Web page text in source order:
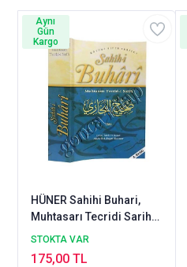
HÜNER Sahihi Buhari,
Muhtasarı Tecridi Sarih
Karton Kapak 2. Hamur
STOKTA VAR
175,00 TL
Aynı
Gün
Kargo